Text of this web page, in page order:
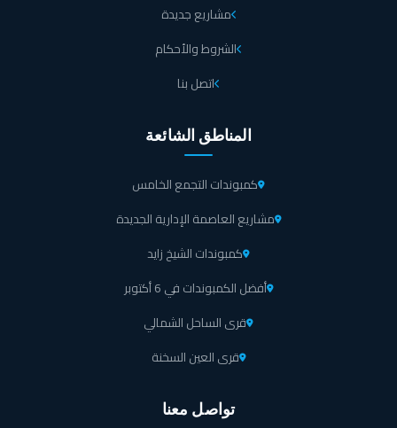
مشاريع جديدة
الشروط والأحكام
اتصل بنا
المناطق الشائعة
كمبوندات التجمع الخامس
مشاريع العاصمة الإدارية الجديدة
كمبوندات الشيخ زايد
أفضل الكمبوندات في 6 أكتوبر
قرى الساحل الشمالي
قرى العين السخنة
تواصل معنا